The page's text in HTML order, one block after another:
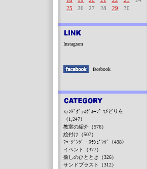
25
26 27 28 29 30
Instagram
facebook
ｽﾃﾝﾄﾞｸﾞﾗｽｸﾞﾙｰﾌﾟ びどりを
（1,247）
教室の紹介（576）
絵付け（507）
ﾌｭｰｼﾞﾝｸﾞ・ｽﾗﾝﾋﾟﾝｸﾞ（498）
イベント（377）
癒しのひととき（326）
サンドブラスト（312）